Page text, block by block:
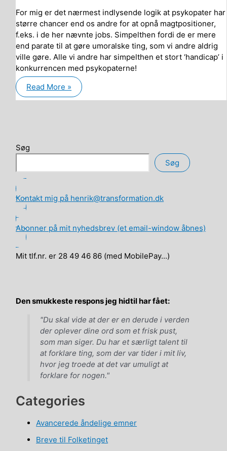
For mig er det nærmest indlysende logik at psykopater har
større chancer end os andre for at opnå magtpositioner,
f.eks. i de her nævnte jobs. Simpelthen fordi de er mere
end parate til at gøre umoralske ting, som vi andre aldrig
ville gøre. Alle vi andre har simpelthen et stort ‘handicap’ i
konkurrencen med psykopaterne!
Psykopat-
testen
–
2-
cifret
årligt
Read More »
Søg
Søg
Kontakt mig på henrik@transformation.dk
Abonner på mit nyhedsbrev (et email-window åbnes)
Mit tlf.nr. er 28 49 46 86 (med MobilePay...)
Den smukkeste respons jeg hidtil har fået:
"Du skal vide at der er en derude i verden
der oplever dine ord som et frisk pust,
som man siger. Du har et særligt talent til
at forklare ting, som der var tider i mit liv,
hvor jeg troede at det var umuligt at
forklare for nogen."
Categories
Avancerede åndelige emner
Breve til Folketinget